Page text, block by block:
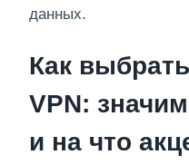
данных.
Как
VPN:
и на что